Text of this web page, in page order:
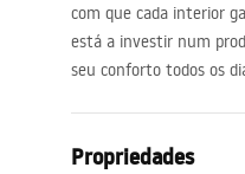
com que cada interior
está a investir num
seu conforto todos os
Propriedades